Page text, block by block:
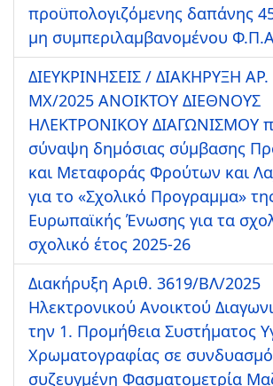
προϋπολογιζόμενης δαπάνης
μη συμπεριλαμβανομένου
ΔΙΕΥΚΡΙΝΗΣΕΙΣ / ΔΙΑΚΗΡΥΞΗ
ΜΧ/2025 ΑΝΟΙΚΤΟΥ ΔΙΕΘΝΟΥΣ
ΗΛΕΚΤΡΟΝΙΚΟΥ ΔΙΑΓΩΝΙΣΜΟΥ
σύναψη δημόσιας σύμβασης
και Μεταφοράς Φρούτων και
για το «Σχολικό Προγραμμα»
Ευρωπαϊκής Ένωσης για τα
σχολικό έτος 2025-26
Διακήρυξη Αριθ. 3619/ΒΛ/2025
Ηλεκτρονικού Ανοικτού
την 1. Προμήθεια Συστήματος
Χρωματογραφίας σε
συζευγμένη Φασματομετρία